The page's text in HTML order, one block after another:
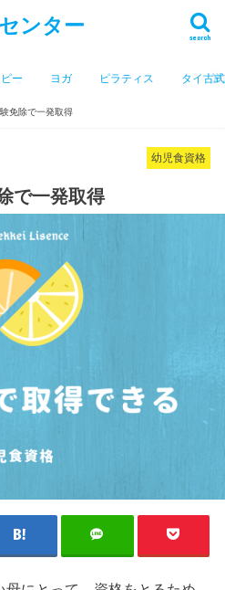
ンター search
ー ヨガ ピラティス タイ古
免除で一発取得
幼児食資格
で一発取得